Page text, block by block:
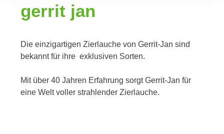
gerrit jan
Die einzigartigen Zierlauche von Gerrit-Jan sind
bekannt für ihre exklusiven Sorten.
Mit über 40 Jahren Erfahrung sorgt Gerrit-Jan für
eine Welt voller strahlender Zierlauche.